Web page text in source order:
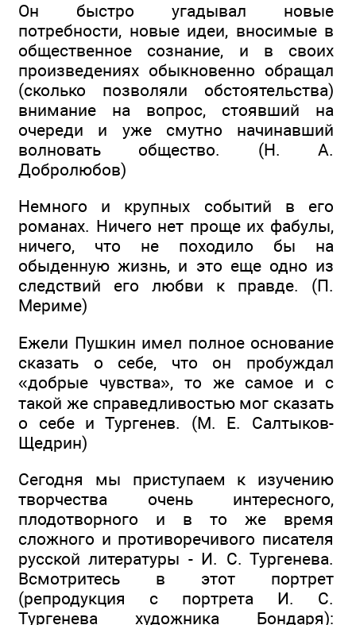
Он быстро угадывал новые
потребности, новые идеи, вносимые в
общественное сознание, и в своих
произведениях обыкновенно обращал
(сколько позволяли обстоятельства)
внимание на вопрос, стоявший на
очереди и уже смутно начинавший
волновать общество. (Н. А.
Добролюбов)
Немного и крупных событий в его
романах. Ничего нет проще их фабулы,
ничего, что не походило бы на
обыденную жизнь, и это еще одно из
следствий его любви к правде. (П.
Мериме)
Ежели Пушкин имел полное основание
сказать о себе, что он пробуждал
«добрые чувства», то же самое и с
такой же справедливостью мог сказать
о себе и Тургенев. (М. Е. Салтыков-
Щедрин)
Сегодня мы приступаем к изучению
творчества очень интересного,
плодотворного и в то же время
сложного и противоречивого писателя
русской литературы - И. С. Тургенева.
Всмотритесь в этот портрет
(репродукция с портрета И. С.
Тургенева художника Бондаря):